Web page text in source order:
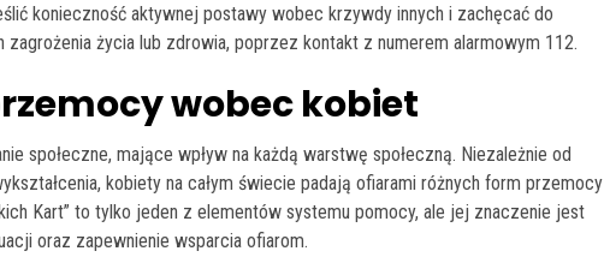
konieczność aktywnej postawy wobec krzywdy innych i zachęcać do
życia lub zdrowia, poprzez kontakt z numerem alarmowym 112.
wobec kobiet
społeczne, mające wpływ na każdą warstwę społeczną. Niezależnie od
kobiety na całym świecie padają ofiarami różnych form przemocy
Kart” to tylko jeden z elementów systemu pomocy, ale jej znaczenie jest
oraz zapewnienie wsparcia ofiarom.